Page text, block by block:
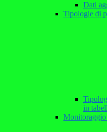
Dati
Tipologie di
in